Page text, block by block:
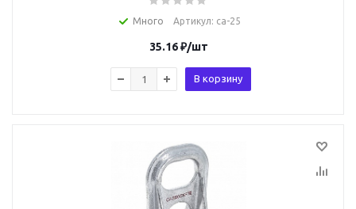
Много Артикул: ca-25
35.16₽/шт
В корзину